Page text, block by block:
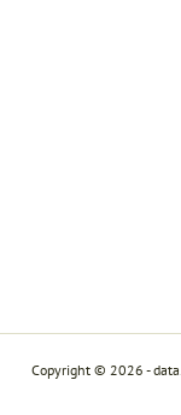
Copyright © 2026 -